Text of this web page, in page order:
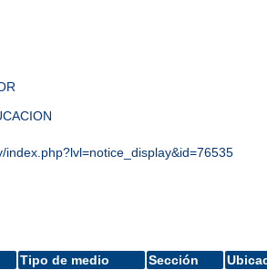
index.php?lvl=notice_display&id=76535
Tipo de medio Sección